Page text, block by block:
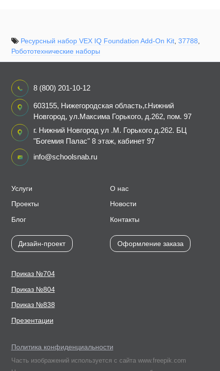
Ресурсный набор VEX IQ Foundation Add-On Kit, 37788
Робототехнические наборы
Услуги
Проекты
Блог
Дизайн-проект
О нас
Новости
Контакты
Оформление заказа
Приказ №704
Приказ №804
Приказ №838
Презентации
8 (800) 201-10-12
603155, Нижегородская область,г.Нижний
Новгород, ул.Максима Горького, д.262, пом. 97
г. Нижний Новгород ул .М. Горького д.262. БЦ
"Богемия Палас" 8 этаж, кабинет 97
info@schoolsnab.ru
Политика конфиденциальности
Часть изображений используется с сайта www.freepik.com